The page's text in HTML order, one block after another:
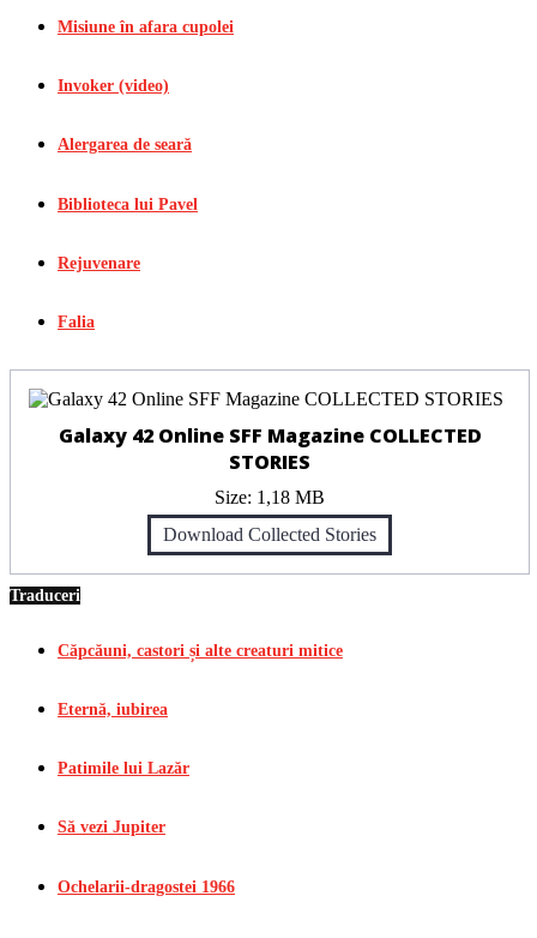
Misiune în afara cupolei
Invoker (video)
Alergarea de seară
Biblioteca lui Pavel
Rejuvenare
Falia
Galaxy 42 Online SFF Magazine COLLECTED
STORIES
Size: 1,18 MB
Download Collected Stories
Traduceri
Căpcăuni, castori și alte creaturi mitice
Eternă, iubirea
Patimile lui Lazăr
Să vezi Jupiter
Ochelarii-dragostei 1966